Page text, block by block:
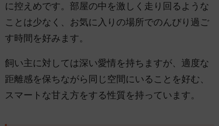
に控えめです。部屋の中を激しく走り回るような
ことは少なく、お気に入りの場所でのんびり過ご
す時間を好みます。
飼い主に対しては深い愛情を持ちますが、適度な
距離感を保ちながら同じ空間にいることを好む、
スマートな甘え方をする性質を持っています。